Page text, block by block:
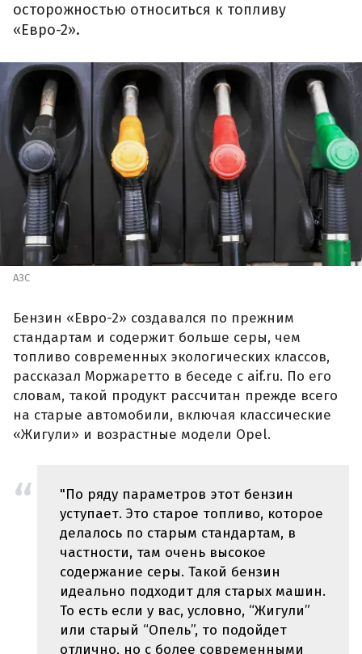
осторожностью относиться к топливу
«Евро-2».
АЗС
Бензин «Евро-2» создавался по прежним
стандартам и содержит больше серы, чем
топливо современных экологических классов,
рассказал Моржаретто в беседе с aif.ru. По его
словам, такой продукт рассчитан прежде всего
на старые автомобили, включая классические
«Жигули» и возрастные модели Opel.
"По ряду параметров этот бензин
уступает. Это старое топливо, которое
делалось по старым стандартам, в
частности, там очень высокое
содержание серы. Такой бензин
идеально подходит для старых машин.
То есть если у вас, условно, “Жигули”
или старый “Опель”, то подойдет
отлично, но с более современными